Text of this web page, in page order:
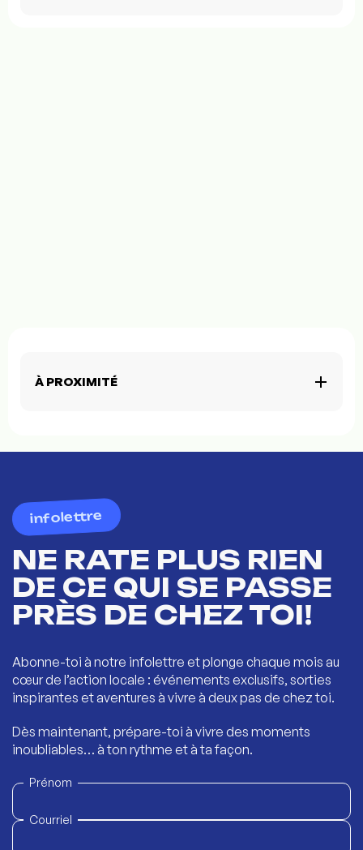
À PROXIMITÉ
infolettre
NE RATE PLUS RIEN
DE CE QUI SE PASSE
PRÈS DE CHEZ TOI!
Abonne-toi à notre infolettre et plonge chaque mois au
cœur de l’action locale : événements exclusifs, sorties
inspirantes et aventures à vivre à deux pas de chez toi.
Dès maintenant, prépare-toi à vivre des moments
inoubliables… à ton rythme et à ta façon.
Prénom
Courriel